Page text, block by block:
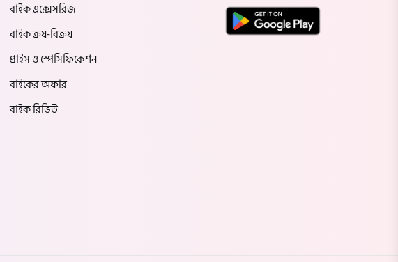
বাইক এক্সেসরিজ
বাইক ক্রয়-বিক্রয়
প্রাইস ও স্পেসিফিকেশন
বাইকের অফার
বাইক রিভিউ